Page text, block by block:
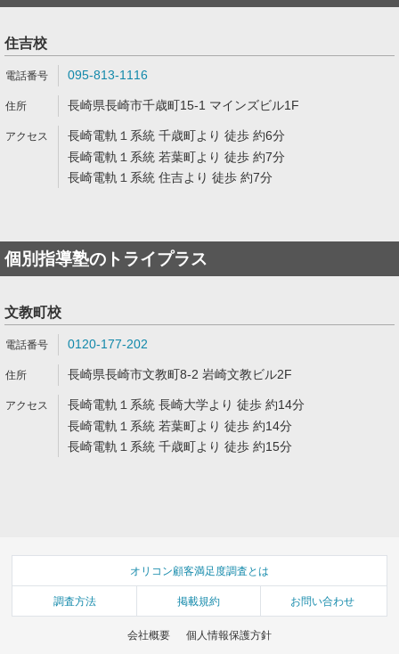
住吉校
095-813-1116
長崎県長崎市千歳町15-1 マインズビル1F
長崎電軌１系統 千歳町より 徒歩 約6分
長崎電軌１系統 若葉町より 徒歩 約7分
長崎電軌１系統 住吉より 徒歩 約7分
個別指導塾のトライプラス
文教町校
0120-177-202
長崎県長崎市文教町8-2 岩崎文教ビル2F
長崎電軌１系統 長崎大学より 徒歩 約14分
長崎電軌１系統 若葉町より 徒歩 約14分
長崎電軌１系統 千歳町より 徒歩 約15分
オリコン顧客満足度調査とは
調査方法 掲載規約 お問い合わせ
会社概要 個人情報保護方針